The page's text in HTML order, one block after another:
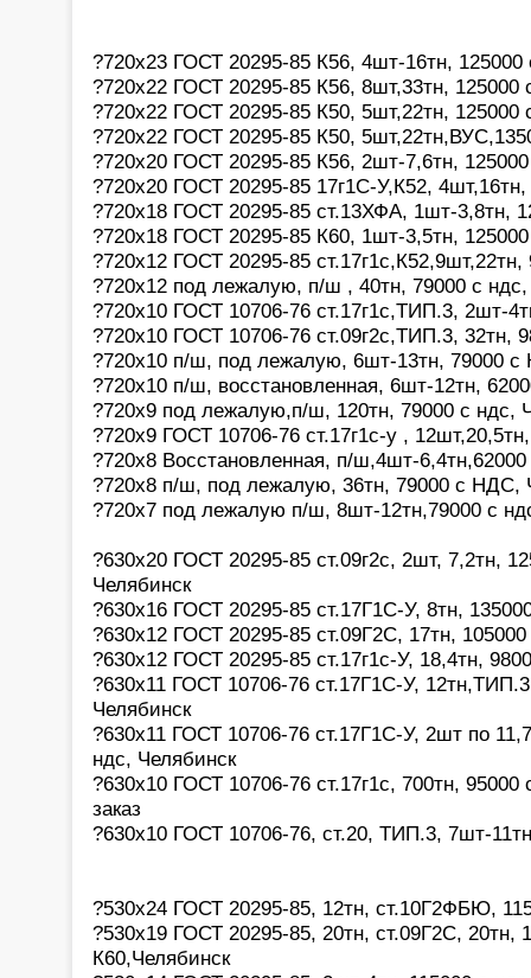
?720х23 ГОСТ 20295-85 К56, 4шт-16тн, 125000
?720х22 ГОСТ 20295-85 К56, 8шт,33тн, 125000
?720х22 ГОСТ 20295-85 К50, 5шт,22тн, 125000
?720х22 ГОСТ 20295-85 К50,
?720х20 ГОСТ 20295-85 К56, 2шт-7,6тн,
?720х20 ГОСТ 20295-85 17г1С-У,К52,
?720х18 ГОСТ 20295-85 ст.13ХФА, 1шт-3,8тн,
?720х18 ГОСТ 20295-85 К60, 1шт-3,5тн,
?720х12 ГОСТ 20295-85
?720х12 под лежалую, п/ш , 40тн, 79000 с
?720х10 ГОСТ 10706-76 ст.17г1с,ТИП.3, 2шт-
?720х10 ГОСТ 10706-76 ст.09г2с,ТИП.3, 32тн,
?720х10 п/ш, под лежалую, 6шт-13тн, 79000
?720х10 п/ш, восстановленная, 6шт-12тн,
?720х9 под лежалую,п/ш, 120тн, 79000 с ндс,
?720х9 ГОСТ 10706-76 ст.17г1с-у ,
?720х8 Восстановленная, п/ш,4шт-
?720х8 п/ш, под лежалую, 36тн, 79000 с НДС,
?720х7 под лежалую п/ш, 8шт-12тн,79000 с
?630х20 ГОСТ 20295-85 ст.09г2с, 2шт, 7,2тн,
Челябинск
?630х16 ГОСТ 20295-85 ст.17Г1С-У, 8тн,
?630х12 ГОСТ 20295-85 ст.09Г2С, 17тн,
?630х12 ГОСТ 20295-85 ст.17г1с-У, 18,4тн,
?630х11 ГОСТ 10706-76 ст.17Г1С-У,
Челябинск
?630х11 ГОСТ 10706-76 ст.17Г1С-У, 2шт по
ндс, Челябинск
?630х10 ГОСТ 10706-76 ст.17г1с, 700тн,
заказ
?630х10 ГОСТ 10706-76, ст.20, ТИП.3, 7шт-
?530х24 ГОСТ 20295-85, 12тн, ст.10Г2ФБЮ,
?530х19 ГОСТ 20295-85, 20тн, ст.09Г2С, 20тн,
К60,Челябинск